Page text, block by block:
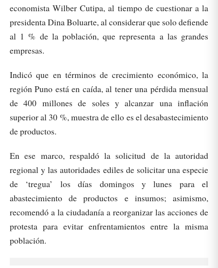
economista Wilber Cutipa, al tiempo de cuestionar a la
presidenta Dina Boluarte, al considerar que solo defiende
al 1 % de la población, que representa a las grandes
empresas.
Indicó que en términos de crecimiento económico, la
región Puno está en caída, al tener una pérdida mensual
de 400 millones de soles y alcanzar una inflación
superior al 30 %, muestra de ello es el desabastecimiento
de productos.
En ese marco, respaldó la solicitud de la autoridad
regional y las autoridades ediles de solicitar una especie
de ‘tregua’ los días domingos y lunes para el
abastecimiento de productos e insumos; asimismo,
recomendó a la ciudadanía a reorganizar las acciones de
protesta para evitar enfrentamientos entre la misma
población.